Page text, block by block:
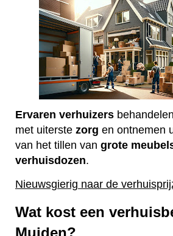
Ervaren verhuizers
met uiterste zorg en ontnemen
van het tillen van grote
verhuisdozen.
Nieuwsgierig naar de
Wat kost een